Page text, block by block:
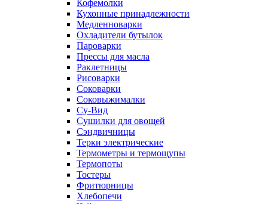
Кофемолки
Кухонные принадлежности
Медленноварки
Охладители бутылок
Пароварки
Прессы для масла
Раклетницы
Рисоварки
Соковарки
Соковыжималки
Су-Вид
Сушилки для овощей
Сэндвичницы
Терки электрические
Термометры и термощупы
Термопоты
Тостеры
Фритюрницы
Хлебопечи